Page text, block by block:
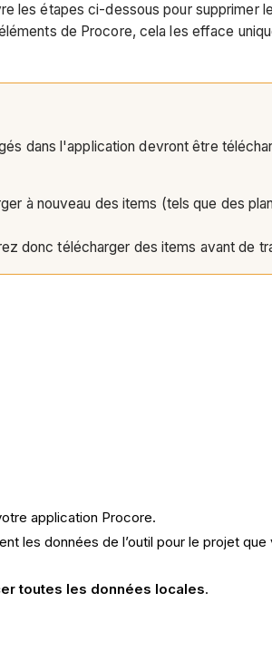
les étapes ci-dessous pour supprimer
de Procore, cela les efface
dans l'application devront être
à nouveau des items (tels que des
donc télécharger des items avant de
application Procore.
les données de l’outil pour le projet
toutes les données locales.